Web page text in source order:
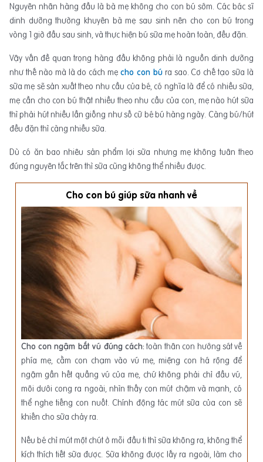
Nguyên nhân hàng đầu là bà mẹ không cho con bú sớm. Các bác sĩ
dinh dưỡng thường khuyên bà mẹ sau sinh nên cho con bú trong
vòng 1 giờ đầu sau sinh, và thực hiện bú sữa mẹ hoàn toàn, đều đặn.
Vậy vấn đề quan trọng hàng đầu không phải là nguồn dinh dưỡng
như thế nào mà là do cách mẹcho con búra sao. Cơ chế tạo sữa là
sữa mẹ sẽ sản xuất theo nhu cầu của bé, có nghĩa là để có nhiều sữa,
mẹ cần cho con bú thật nhiều theo nhu cầu của con, mẹ nào hút sữa
thì phải hút nhiều lần giống như số cữ bé bú hàng ngày. Càng bú/hút
đều đặn thì càng nhiều sữa.
Dù có ăn bao nhiêu sản phẩm lợi sữa nhưng mẹ không tuân theo
đúng nguyên tắc trên thì sữa cũng không thể nhiều được.
Cho con bú giúp sữa nhanh về
Cho con ngậm bắt vú đúng cách: toàn thân con hướng sát về
phía mẹ, cằm con chạm vào vú mẹ, miệng con há rộng để
ngậm gần hết quầng vú của mẹ, chứ không phải chỉ đầu vú,
môi dưới cong ra ngoài, nhìn thấy con mút chậm và mạnh, có
thể nghe tiếng con nuốt. Chính động tác mút sữa của con sẽ
khiến cho sữa chảy ra.
Nếu bé chỉ mút một chút ở mỗi đầu ti thì sữa không ra, không thể
kích thích tiết sữa được. Sữa không được lấy ra ngoài, làm cho